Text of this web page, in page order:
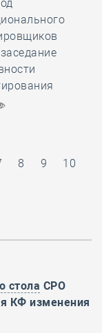
8 9 10
стола СРО
КФ изменения